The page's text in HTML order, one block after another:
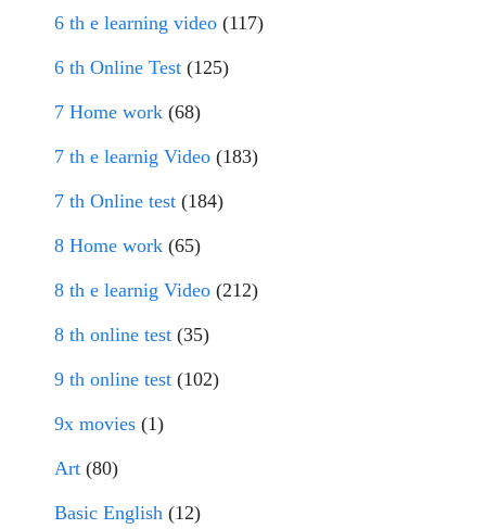
6 th e learning video (117)
6 th Online Test (125)
7 Home work (68)
7 th e learnig Video (183)
7 th Online test (184)
8 Home work (65)
8 th e learnig Video (212)
8 th online test (35)
9 th online test (102)
9x movies (1)
Art (80)
Basic English (12)